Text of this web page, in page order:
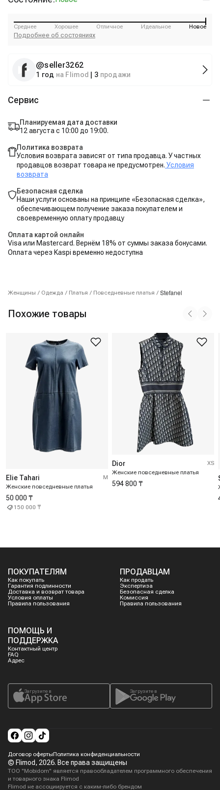
Среднее Хорошее Отличное Идеальное Новое
Подробнее об состояниях
@seller3262
1 год на Flimod 3 продажи
Сервис
Планируемая дата доставки
12 августа с 10:00 до 19:00.
Политика возврата
Условия возврата зависят от типа продавца. У частных
продавцов возврат товара не предусмотрен. Условия
возврата
Безопасная сделка
Наши услуги основаны на принципе «Безопасная сделка»,
обеспечивающем получение заказа покупателем и
своевременную оплату продавцу
Оплата картой онлайн
Visa или Mastercard. Вернём 18% от суммы заказа бонусами.
Оплата через Kaspi временно недоступна
Женщины / Одежда / Платья / Повседневные платья / Stefanel
Похожие товары
Elie Tahari
Женские повседневные платья
M
50 000 ₸
150 000 ₸
Dior
Женские повседневные платья
XS
594 800 ₸
ПОКУПАТЕЛЯМ
Как покупать
Гарантия подлинности
Доставка и возврат товара
Условия оплаты
Правила пользования
ПРОДАВЦАМ
Как продать
Экспертиза
Безопасная сделка
Комиссия
Правила пользования
ПОМОЩЬ И
ПОДДЕРЖКА
Контактный центр
FAQ
Адрес
Загрузите в Загрузите в
Договор офертыПолитика конфиденциальности
© Flimod, 2026. Все права защищены
ТОО "Mobidom" является правообладателем программного обеспечения
и товарного знака Flimod
Flimod не ассоциируется с каким-либо брендом